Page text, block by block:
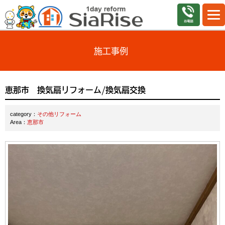
施工事例
恵那市 換気扇リフォーム/換気扇交換
category： その他リフォーム
Area： 恵那市